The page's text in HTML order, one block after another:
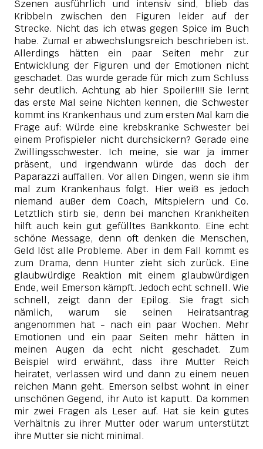
Szenen ausführlich und intensiv sind, blieb das
Kribbeln zwischen den Figuren leider auf der
Strecke. Nicht das ich etwas gegen Spice im Buch
habe. Zumal er abwechslungsreich beschrieben ist.
Allerdings hätten ein paar Seiten mehr zur
Entwicklung der Figuren und der Emotionen nicht
geschadet. Das wurde gerade für mich zum Schluss
sehr deutlich. Achtung ab hier Spoiler!!!! Sie lernt
das erste Mal seine Nichten kennen, die Schwester
kommt ins Krankenhaus und zum ersten Mal kam die
Frage auf: Würde eine krebskranke Schwester bei
einem Profispieler nicht durchsickern? Gerade eine
Zwillingsschwester. Ich meine, sie war ja immer
präsent, und irgendwann würde das doch der
Paparazzi auffallen. Vor allen Dingen, wenn sie ihm
mal zum Krankenhaus folgt. Hier weiß es jedoch
niemand außer dem Coach, Mitspielern und Co.
Letztlich stirb sie, denn bei manchen Krankheiten
hilft auch kein gut gefülltes Bankkonto. Eine echt
schöne Message, denn oft denken die Menschen,
Geld löst alle Probleme. Aber in dem Fall kommt es
zum Drama, denn Hunter zieht sich zurück. Eine
glaubwürdige Reaktion mit einem glaubwürdigen
Ende, weil Emerson kämpft. Jedoch echt schnell. Wie
schnell, zeigt dann der Epilog. Sie fragt sich
nämlich, warum sie seinen Heiratsantrag
angenommen hat - nach ein paar Wochen. Mehr
Emotionen und ein paar Seiten mehr hätten in
meinen Augen da echt nicht geschadet. Zum
Beispiel wird erwähnt, dass ihre Mutter Reich
heiratet, verlassen wird und dann zu einem neuen
reichen Mann geht. Emerson selbst wohnt in einer
unschönen Gegend, ihr Auto ist kaputt. Da kommen
mir zwei Fragen als Leser auf. Hat sie kein gutes
Verhältnis zu ihrer Mutter oder warum unterstützt
ihre Mutter sie nicht minimal.